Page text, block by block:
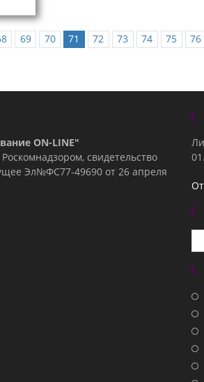
69 70 71 72 73 74 75 76
ON-LINE"
свидетельство
Эл№ФC77-49690 от 26 апреля